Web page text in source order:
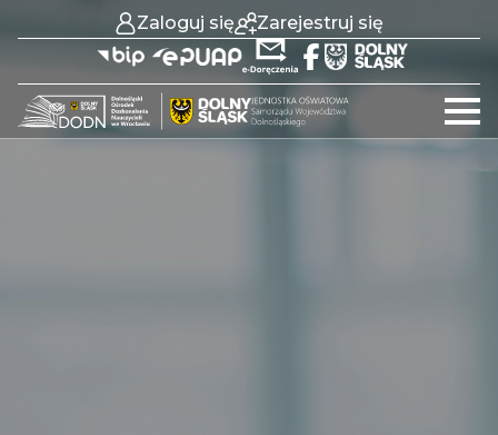
Zaloguj się Zarejestruj się